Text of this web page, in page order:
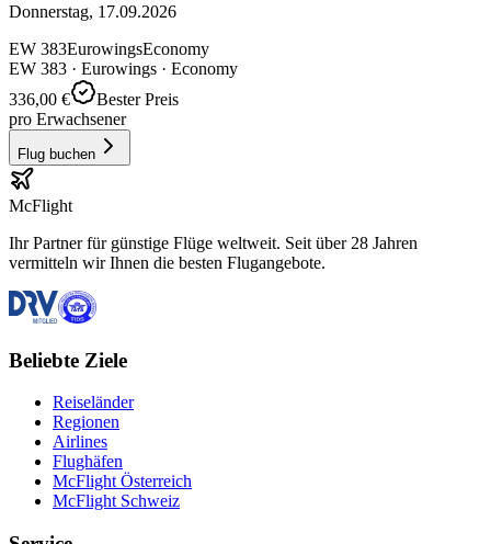
Donnerstag, 17.09.2026
EW 383EurowingsEconomy
EW 383 · Eurowings · Economy
336,00 €
Bester Preis
pro Erwachsener
Flug buchen
McFlight
Ihr Partner für günstige Flüge weltweit. Seit über 28 Jahren
vermitteln wir Ihnen die besten Flugangebote.
Beliebte Ziele
Reiseländer
Regionen
Airlines
Flughäfen
McFlight Österreich
McFlight Schweiz